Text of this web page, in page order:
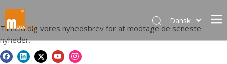
Dansk
Tilmeld dig vores nyhedsbrev for at modtage de seneste
nyheder.